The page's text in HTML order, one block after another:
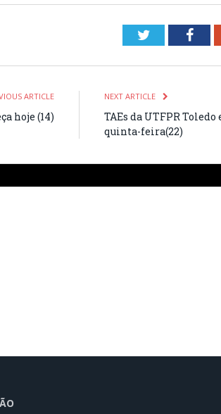
Twitter
ARTICLE
hoje (14)
NEXT ARTICLE
TAEs da UTFPR
quinta-feira(22)